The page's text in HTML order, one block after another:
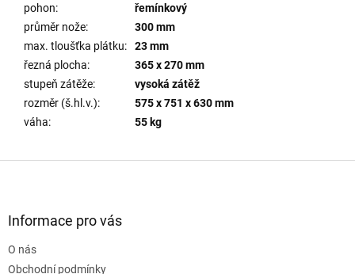
pohon:
řemínkový
průměr nože:
300 mm
max. tloušťka plátku:
23 mm
řezná plocha:
365 x 270 mm
stupeň zátěže:
vysoká zátěž
rozměr (š.hl.v.):
575 x 751 x 630 mm
váha: 55 kg
Informace pro vás
O nás
Obchodní podmínky